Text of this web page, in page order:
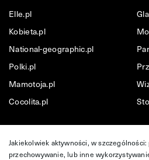
Elle.pl
Kobieta.pl
National-geographic.pl
Polki.pl
Mamotoja.pl
Cocolita.pl
Jakiekolwiek aktywności, w
przechowywanie, lub inne